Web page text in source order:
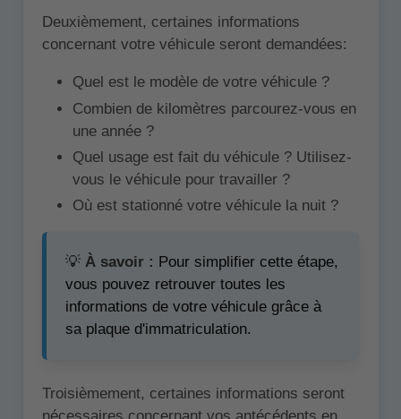
Deuxièmement, certaines informations
concernant votre véhicule seront demandées:
Quel est le modèle de votre véhicule ?
Combien de kilomètres parcourez-vous en
une année ?
Quel usage est fait du véhicule ? Utilisez-
vous le véhicule pour travailler ?
Où est stationné votre véhicule la nuit ?
💡 À savoir : Pour simplifier cette étape,
vous pouvez retrouver toutes les
informations de votre véhicule grâce à
sa plaque d'immatriculation.
Troisièmement, certaines informations seront